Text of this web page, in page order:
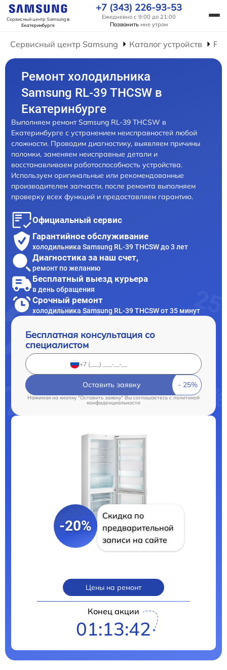
Сервисный центр Samsungв
Екатеринбурге
+7 (343) 226-93-53
Ежедневно с 9:00 до 21:00
Позвонить мне утром
Сервисный центр Samsung Каталог устройств
Ремонт холодильника
Samsung RL-39 THCSW в
Екатеринбурге
Выполняем ремонт Samsung RL-39 THCSW в
Екатеринбурге с устранением неисправностей любой
сложности. Проводим диагностику, выявляем причины
поломки, заменяем неисправные детали и
восстанавливаем работоспособность устройства.
Используем оригинальные или рекомендованные
производителем запчасти, после ремонта выполняем
проверку всех функций и предоставляем гарантию.
Официальный сервис
Гарантийное обслуживание
холодильника Samsung RL-39 THCSW до 3 лет
Диагностика за наш счет,
ремонт по желанию
Бесплатный выезд курьера
в день обращения
Срочный ремонт
холодильника Samsung RL-39 THCSW от 35 минут
Бесплатная консультация со
специалистом
Оставить заявку
Нажимая на кнопку "Оставить заявку" Вы соглашаетесь c политикой
конфиденциальности
-20%
Скидка по
предварительной
записи на сайте
Цены на ремонт
Конец акции
01:13:41